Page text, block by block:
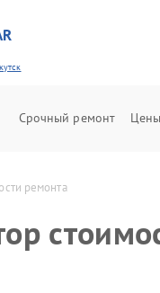
Срочный ремонт
ремонта